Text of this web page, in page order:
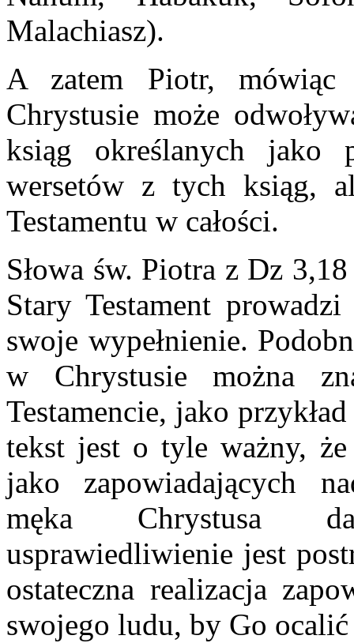
Malachiasz).
A zatem Piotr,
Chrystusie może
ksiąg określanych jako
wersetów z tych ksiąg,
Testamentu w całości.
Słowa św. Piotra z Dz
Stary Testament
swoje wypełnienie.
w Chrystusie można
Testamencie, jako
tekst jest o tyle ważny,
jako zapowiadających
męka Chrystusa
usprawiedliwienie jest
ostateczna realizacja
swojego ludu, by Go